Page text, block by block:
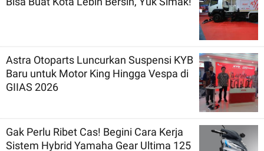
Astra Otoparts Luncurkan Suspensi KYB
Baru untuk Motor King Hingga Vespa di
GIIAS 2026
Gak Perlu Ribet Cas! Begini Cara Kerja
Sistem Hybrid Yamaha Gear Ultima 125